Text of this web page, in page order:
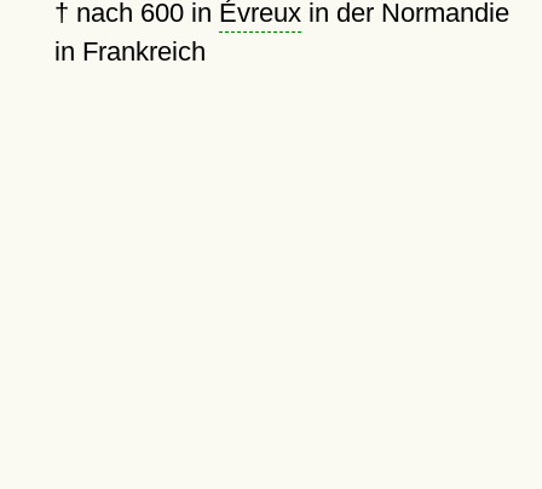
† nach 600in Évreuxin der Normandie
in Frankreich